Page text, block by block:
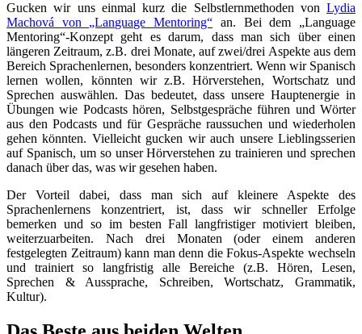
Gucken wir uns einmal kurz die Selbstlernmethoden von Lydia
Machová von „Language Mentoring“ an. Bei dem „Language
Mentoring“-Konzept geht es darum, dass man sich über einen
längeren Zeitraum, z.B. drei Monate, auf zwei/drei Aspekte aus dem
Bereich Sprachenlernen, besonders konzentriert. Wenn wir Spanisch
lernen wollen, könnten wir z.B. Hörverstehen, Wortschatz und
Sprechen auswählen. Das bedeutet, dass unsere Hauptenergie in
Übungen wie Podcasts hören, Selbstgespräche führen und Wörter
aus den Podcasts und für Gespräche raussuchen und wiederholen
gehen könnten. Vielleicht gucken wir auch unsere Lieblingsserien
auf Spanisch, um so unser Hörverstehen zu trainieren und sprechen
danach über das, was wir gesehen haben.
Der Vorteil dabei, dass man sich auf kleinere Aspekte des
Sprachenlernens konzentriert, ist, dass wir schneller Erfolge
bemerken und so im besten Fall langfristiger motiviert bleiben,
weiterzuarbeiten. Nach drei Monaten (oder einem anderen
festgelegten Zeitraum) kann man denn die Fokus-Aspekte wechseln
und trainiert so langfristig alle Bereiche (z.B. Hören, Lesen,
Sprechen & Aussprache, Schreiben, Wortschatz, Grammatik,
Kultur).